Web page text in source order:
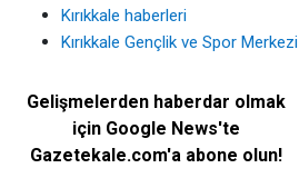
Kırıkkale haberleri
Kırıkkale Gençlik ve Spor Merkezi
Gelişmelerden haberdar olmak
için Google News'te
Gazetekale.com'a abone olun!